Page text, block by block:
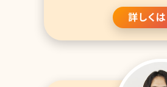
詳しく